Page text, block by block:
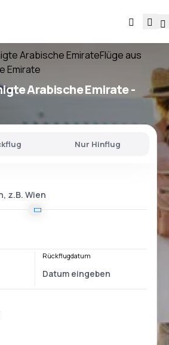
Arabische EmirateFlüge aus
Emirate
Arabische Emirate-
Nur Hinflug
Rückflugdatum